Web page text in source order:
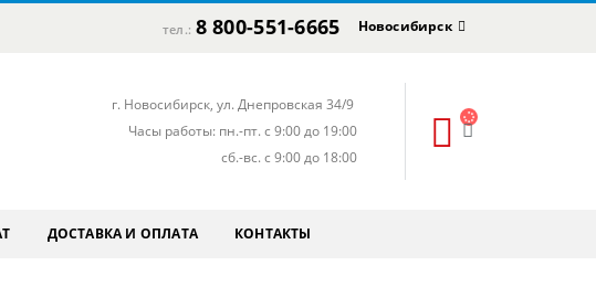
тел.: 8 800-551-6665 Новосибирск
г. Новосибирск, ул. Днепровская 34/9
Часы работы: пн.-пт. с 9:00 до 19:00
сб.-вс. с 9:00 до 18:00
ДОСТАВКА И ОПЛАТА КОНТАКТЫ